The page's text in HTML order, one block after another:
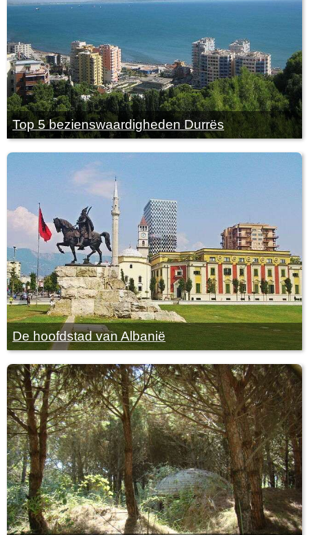
Top 5 bezienswaardigheden Durrës
De hoofdstad van Albanië